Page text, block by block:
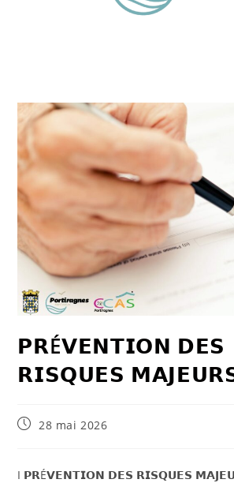
𝗣𝗥É𝗩𝗘𝗡𝗧𝗜𝗢𝗡 𝗗𝗘𝗦
𝗥𝗜𝗦𝗤𝗨𝗘𝗦
28 mai 2026
I 𝗣𝗥É𝗩𝗘𝗡𝗧𝗜𝗢𝗡 𝗗𝗘𝗦 𝗥𝗜𝗦𝗤𝗨𝗘𝗦